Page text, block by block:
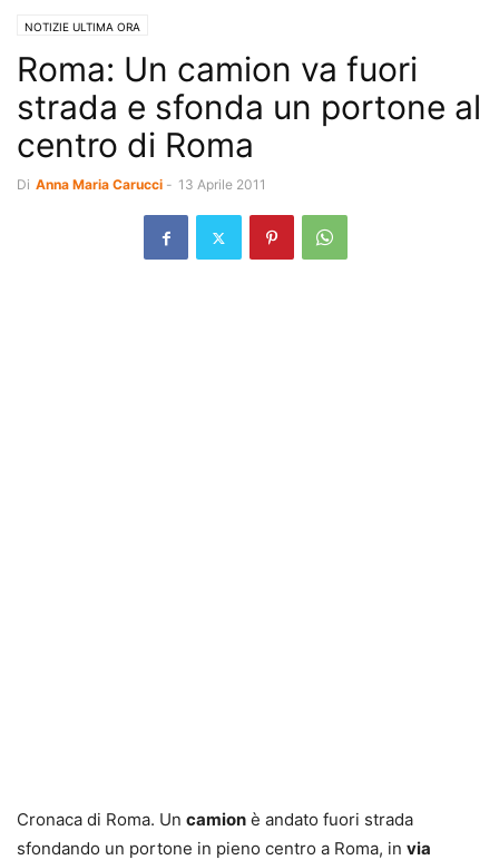
NOTIZIE ULTIMA ORA
Roma: Un camion va fuori
strada e sfonda un portone al
centro di Roma
Di Anna Maria Carucci - 13 Aprile 2011
Cronaca di Roma. Un camion è andato fuori strada
sfondando un portone in pieno centro a Roma, in via